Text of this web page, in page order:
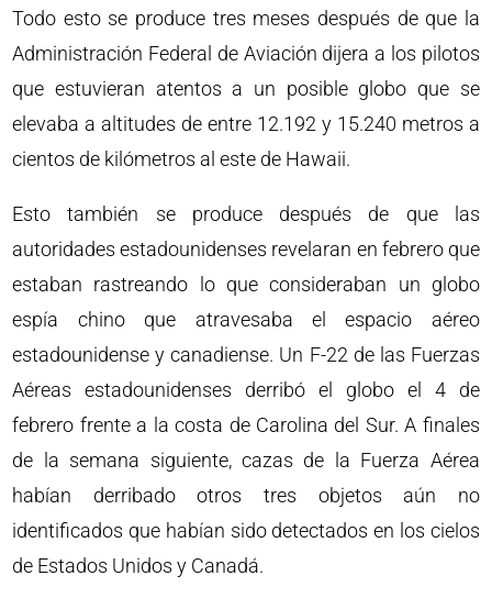
Todo esto se produce tres meses después de que la
Administración Federal de Aviación dijera a los pilotos
que estuvieran atentos a un posible globo que se
elevaba a altitudes de entre 12.192 y 15.240 metros a
cientos de kilómetros al este de Hawaii.
Esto también se produce después de que las
autoridades estadounidenses revelaran en febrero que
estaban rastreando lo que consideraban un globo
espía chino que atravesaba el espacio aéreo
estadounidense y canadiense. Un F-22 de las Fuerzas
Aéreas estadounidenses derribó el globo el 4 de
febrero frente a la costa de Carolina del Sur. A finales
de la semana siguiente, cazas de la Fuerza Aérea
habían derribado otros tres objetos aún no
identificados que habían sido detectados en los cielos
de Estados Unidos y Canadá.